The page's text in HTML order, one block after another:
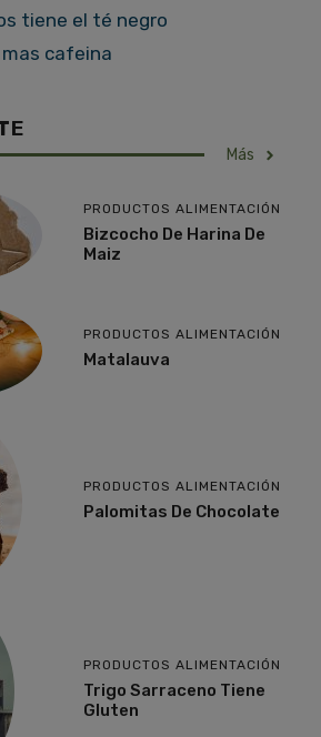
tiene el té negro
cafeina
E
Más
PRODUCTOS ALIMENTACIÓN
Bizcocho De Harina De
Maiz
PRODUCTOS ALIMENTACIÓN
Matalauva
PRODUCTOS ALIMENTACIÓN
Palomitas De Chocolate
PRODUCTOS ALIMENTACIÓN
Trigo Sarraceno Tiene
Gluten